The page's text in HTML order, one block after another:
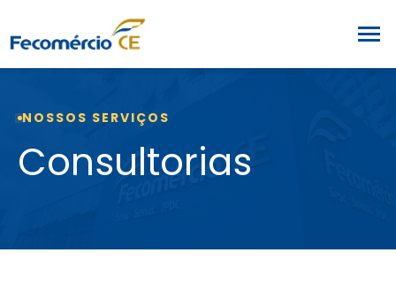
NOSSOS SERVIÇOS
Consultorias